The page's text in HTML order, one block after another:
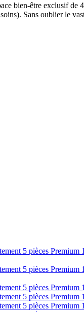
bien-être exclusif
Sans oublier le